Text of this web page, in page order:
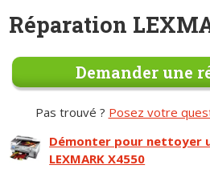
Réparation
Demander une
Pas trouvé ? Posez votre
Démonter pour nettoyer
LEXMARK X4550